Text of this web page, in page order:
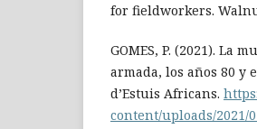
for fieldworkers.
GOMES, P. (2021). La
armada, los años 80 y
d’Estuis Africans.
content/uploads/2021/